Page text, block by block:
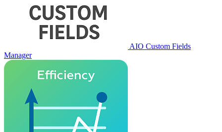
AIO Custom Fields
Manager